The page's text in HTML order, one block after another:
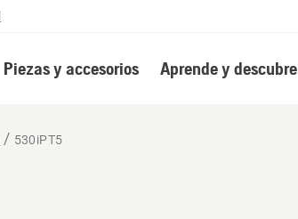
Piezas y accesorios Aprende y descubre
530iPT5